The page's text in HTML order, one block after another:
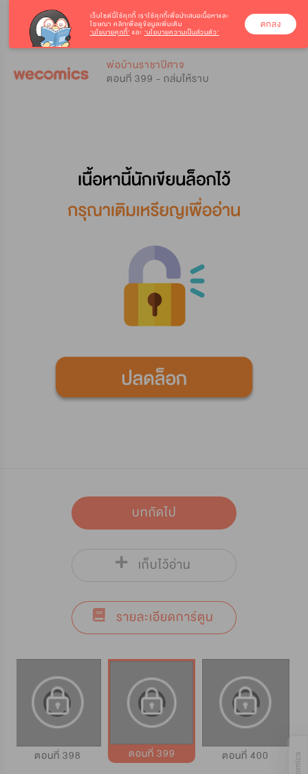
พ่อบ้านราชาปีศาจ
ตอนที่ 399 - ถล่มให้ราบ
บทถัดไป
เก็บไว้อ่าน
รายละเอียดการ์ตูน
ตอนที่ 398 ตอนที่ 399 ตอนที่ 400
เว็บไซต์นี้ใช้คุกกี้ เราใช้คุกกี้เพื่อนำเสนอเนื้อหาและ
โฆษณา คลิกเพื่อดูข้อมูลเพิ่มเติม
‘นโยบายคุกกี้’ และ ‘นโยบายความเป็นส่วนตัว’
ตกลง